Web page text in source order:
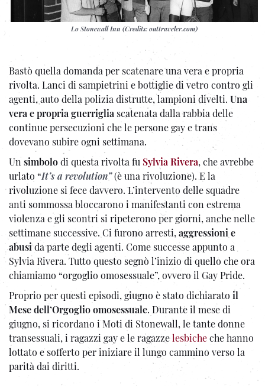
Lo Stonewall Inn (Credits: outtraveler.com)
Bastò quella domanda per scatenare una vera e propria
rivolta. Lanci di sampietrini e bottiglie di vetro contro gli
agenti, auto della polizia distrutte, lampioni divelti. Una
vera e propria guerriglia scatenata dalla rabbia delle
continue persecuzioni che le persone gay e trans
dovevano subire ogni settimana.
Unsimbolodi questa rivolta fu Sylvia Rivera, che avrebbe
urlato “It’s a revolution”(è una rivoluzione). E la
rivoluzione si fece davvero. L’intervento delle squadre
anti sommossa bloccarono i manifestanti con estrema
violenza e gli scontri si ripeterono per giorni, anche nelle
settimane successive. Ci furono arresti,aggressionie
abusida parte degli agenti. Come successe appunto a
Sylvia Rivera. Tutto questo segnò l’inizio di quello che ora
chiamiamo “orgoglio omosessuale”, ovvero il Gay Pride.
Proprio per questi episodi, giugno è stato dichiarato il
Mese dell’Orgoglio omosessuale. Durante il mese di
giugno, si ricordano i Moti di Stonewall, le tante donne
transessuali, i ragazzi gay e le ragazzelesbicheche hanno
lottato e sofferto per iniziare il lungo cammino verso la
parità dai diritti.